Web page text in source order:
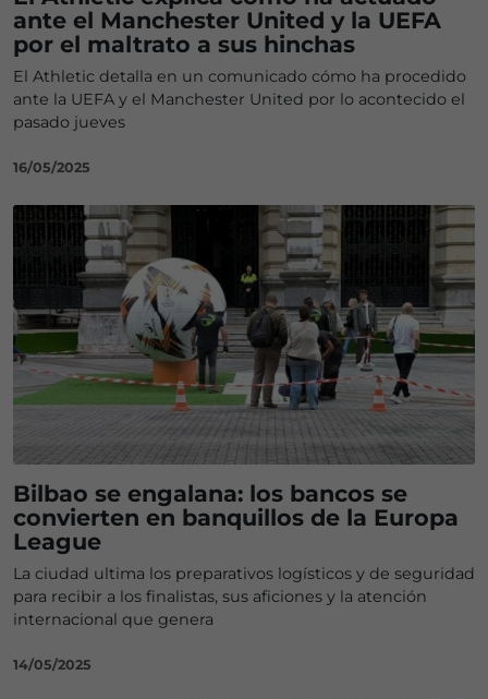
ante el Manchester United y la UEFA
por el maltrato a sus hinchas
El Athletic detalla en un comunicado cómo ha procedido
ante la UEFA y el Manchester United por lo acontecido el
pasado jueves
16/05/2025
Bilbao se engalana: los bancos se
convierten en banquillos de la Europa
League
La ciudad ultima los preparativos logísticos y de seguridad
para recibir a los finalistas, sus aficiones y la atención
internacional que genera
14/05/2025